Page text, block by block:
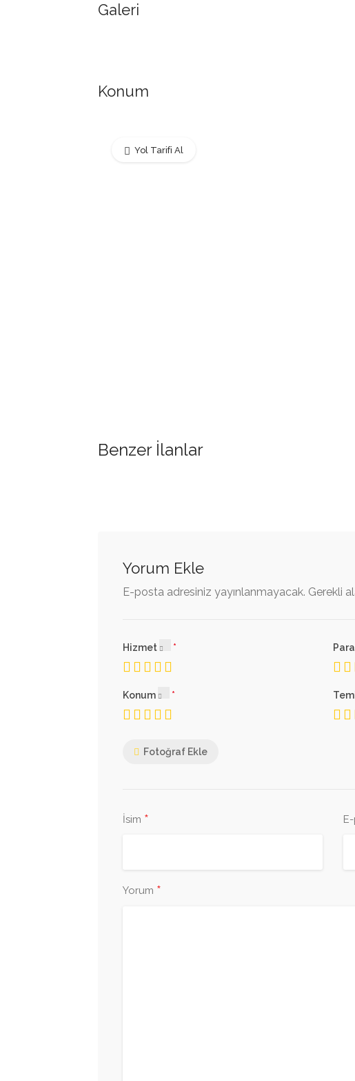
Galeri
Konum
Yol Tarifi Al
Benzer İlanlar
Yorum Ekle
E-posta adresiniz yayınlanmayacak. Gerekli
Hizmet
Konum
Fotoğraf Ekle
İsim *
Yorum *